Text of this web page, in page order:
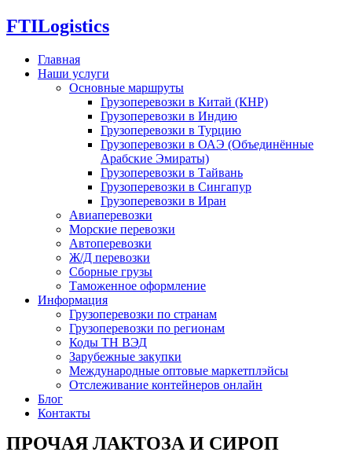
FTILogistics
Главная
Наши услуги
Основные маршруты
Грузоперевозки в Китай (КНР)
Грузоперевозки в Индию
Грузоперевозки в Турцию
Грузоперевозки в ОАЭ (Объединённые
Арабские Эмираты)
Грузоперевозки в Тайвань
Грузоперевозки в Сингапур
Грузоперевозки в Иран
Авиаперевозки
Морские перевозки
Автоперевозки
Ж/Д перевозки
Сборные грузы
Таможенное оформление
Информация
Грузоперевозки по странам
Грузоперевозки по регионам
Коды ТН ВЭД
Зарубежные закупки
Международные оптовые маркетплэйсы
Отслеживание контейнеров онлайн
Блог
Контакты
ПРОЧАЯ ЛАКТОЗА И СИРОП